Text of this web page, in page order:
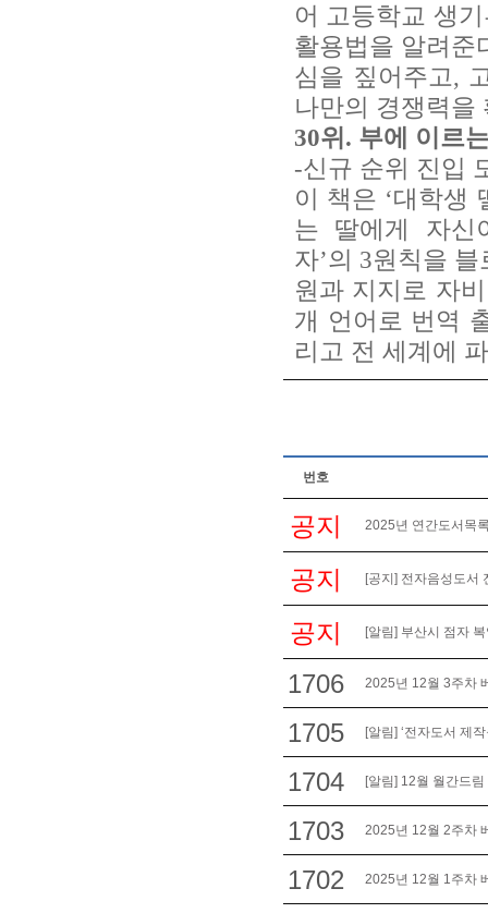
어 고등학교 생
활용법을 알려준
심을 짚어주고,
나만의 경쟁력을
30위. 부에 이르
-신규 순위 진입
이 책은 ‘대학생
는 딸에게 자신
자’의 3원칙을
원과 지지로 자
개 언어로 번역
리고 전 세계에
번호
공지 2025년 연간도서목
공지 [공지] 전자음성도서
공지 [알림] 부산시 점자
1706 2025년 12월 3주차
1705 [알림] ‘전자도서 제
1704 [알림] 12월 월간드
1703 2025년 12월 2주차
1702 2025년 12월 1주차